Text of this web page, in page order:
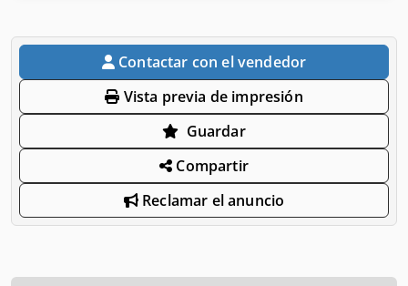
Contactar con el vendedor
Vista previa de impresión
Guardar
Compartir
Reclamar el anuncio